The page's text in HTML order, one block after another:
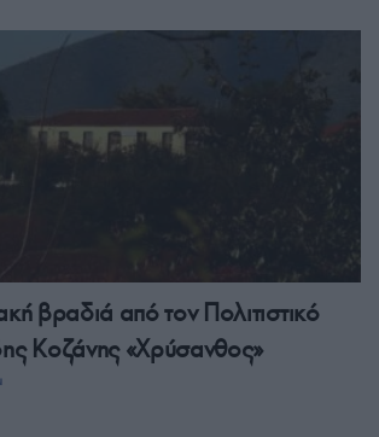
βραδιά από τον Πολιτιστικό
Κοζάνης «Χρύσανθος»